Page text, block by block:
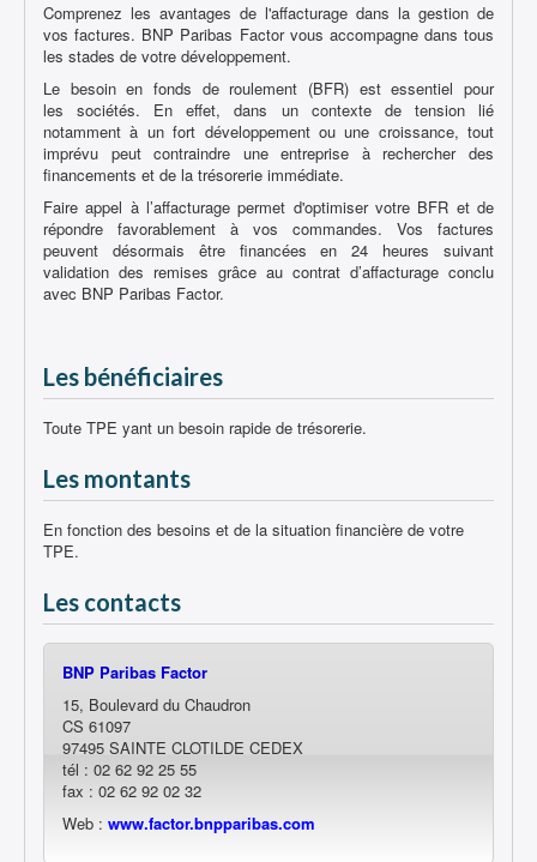
Comprenez les avantages de l'affacturage dans la gestion de
vos factures. BNP Paribas Factor vous accompagne dans tous
les stades de votre développement.
Le besoin en fonds de roulement (BFR) est essentiel pour
les sociétés. En effet, dans un contexte de tension lié
notamment à un fort développement ou une croissance, tout
imprévu peut contraindre une entreprise à rechercher des
financements et de la trésorerie immédiate.
Faire appel à l’affacturage permet d'optimiser votre BFR et de
répondre favorablement à vos commandes. Vos factures
peuvent désormais être financées en 24 heures suivant
validation des remises grâce au contrat d’affacturage conclu
avec BNP Paribas Factor.
Les bénéficiaires
Toute TPE yant un besoin rapide de trésorerie.
Les montants
En fonction des besoins et de la situation financière de votre
TPE.
Les contacts
BNP Paribas Factor
15, Boulevard du Chaudron
CS 61097
97495 SAINTE CLOTILDE CEDEX
tél : 02 62 92 25 55
fax : 02 62 92 02 32
Web : www.factor.bnpparibas.com